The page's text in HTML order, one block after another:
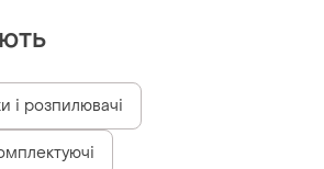
і розпилювачі